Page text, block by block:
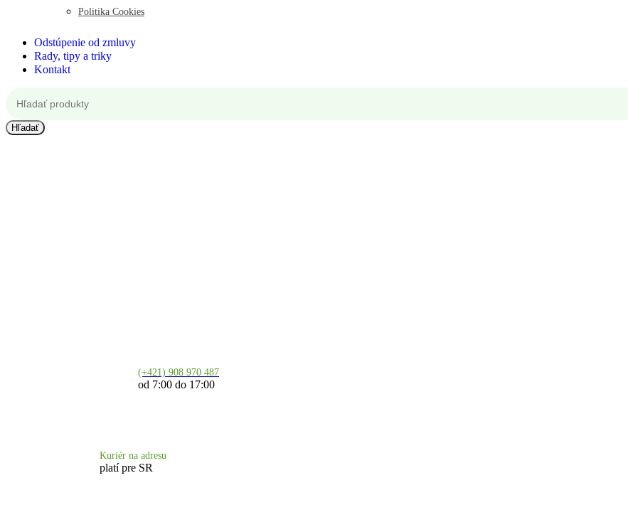
Politika Cookies
Odstúpenie od zmluvy
Rady, tipy a triky
Kontakt
Hľadať
(+421) 908 970 487
od 7:00 do 17:00
Kuriér na adresu
platí pre SR